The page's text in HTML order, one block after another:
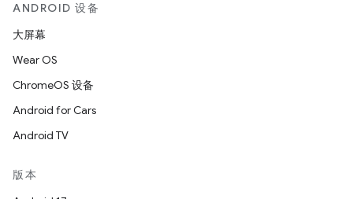
ANDROID 设备
大屏幕
Wear OS
ChromeOS 设备
Android for Cars
Android TV
版本